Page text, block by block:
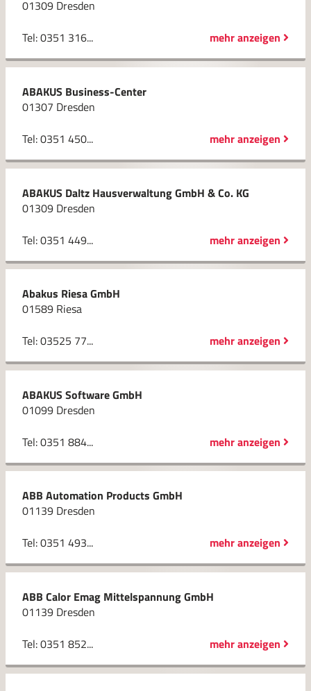
01309 Dresden
Tel: 0351 316...
mehr anzeigen
ABAKUS Business-Center
01307 Dresden
Tel: 0351 450...
mehr anzeigen
ABAKUS Daltz Hausverwaltung GmbH & Co. KG
01309 Dresden
Tel: 0351 449...
mehr anzeigen
Abakus Riesa GmbH
01589 Riesa
Tel: 03525 77...
mehr anzeigen
ABAKUS Software GmbH
01099 Dresden
Tel: 0351 884...
mehr anzeigen
ABB Automation Products GmbH
01139 Dresden
Tel: 0351 493...
mehr anzeigen
ABB Calor Emag Mittelspannung GmbH
01139 Dresden
Tel: 0351 852...
mehr anzeigen